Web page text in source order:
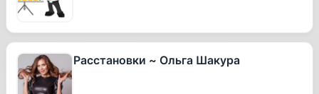
Расстановки ~ Ольга Шакура